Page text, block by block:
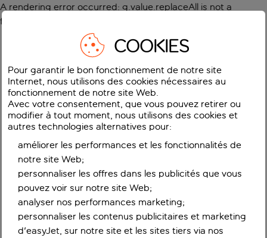
A rendering error occurred: g.value.replaceAll is not a
function
COOKIES
Pour garantir le bon fonctionnement de notre site
Internet, nous utilisons des cookies nécessaires au
fonctionnement de notre site Web.
Avec votre consentement, que vous pouvez retirer ou
modifier à tout moment, nous utilisons des cookies et
autres technologies alternatives pour:
améliorer les performances et les fonctionnalités de
notre site Web;
personnaliser les offres dans les publicités que vous
pouvez voir sur notre site Web;
analyser nos performances marketing;
personnaliser les contenus publicitaires et marketing
d'easyJet, sur notre site et les sites tiers via nos